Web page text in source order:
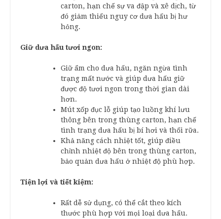
carton, hạn chế sự va đập và xê dịch, từ
đó giảm thiểu nguy cơ dưa hấu bị hư
hỏng.
Giữ dưa hấu tươi ngon:
Giữ ẩm cho dưa hấu, ngăn ngừa tình
trạng mất nước và giúp dưa hấu giữ
được độ tươi ngon trong thời gian dài
hơn.
Mút xốp đục lỗ giúp tạo luồng khí lưu
thông bên trong thùng carton, hạn chế
tình trạng dưa hấu bị bí hơi và thối rữa.
Khả năng cách nhiệt tốt, giúp điều
chỉnh nhiệt độ bên trong thùng carton,
bảo quản dưa hấu ở nhiệt độ phù hợp.
Tiện lợi và tiết kiệm:
Rất dễ sử dụng, có thể cắt theo kích
thước phù hợp với mọi loại dưa hấu.